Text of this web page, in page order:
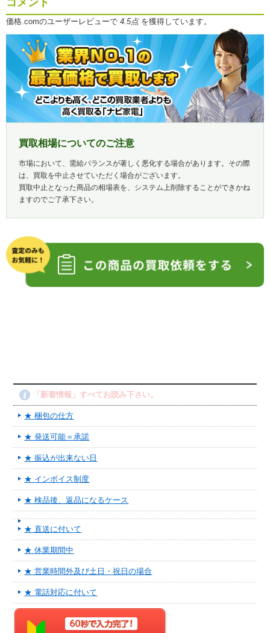
コメント
価格.comのユーザーレビューで 4.5点を獲得しています。
買取相場についてのご注意
市場において、需給バランスが著しく悪化する場合があります。その際
は、買取を中止させていただく場合がございます。
買取中止となった商品の相場表を、システム上削除することができかね
ますのでご了承下さい。
「新着情報」すべてお読み下さい。
★ 梱包の仕方
★ 発送可能＝承諾
★ 振込が出来ない日
★ インボイス制度
★ 検品後、返品になるケース
★ 直送に付いて
★ 休業期間中
★ 営業時間外及び土日・祝日の場合
★ 電話対応に付いて